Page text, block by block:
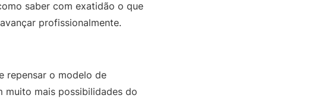
saber com exatidão o que
profissionalmente.
repensar o modelo de
muito mais possibilidades do